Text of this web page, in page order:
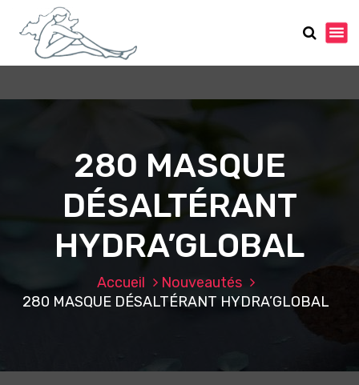
280 MASQUE
DÉSALTÉRANT
HYDRA’GLOBAL
Accueil
Nouveautés
280 MASQUE DÉSALTÉRANT HYDRA’GLOBAL